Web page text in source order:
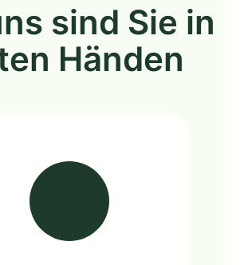
sind Sie in
Händen